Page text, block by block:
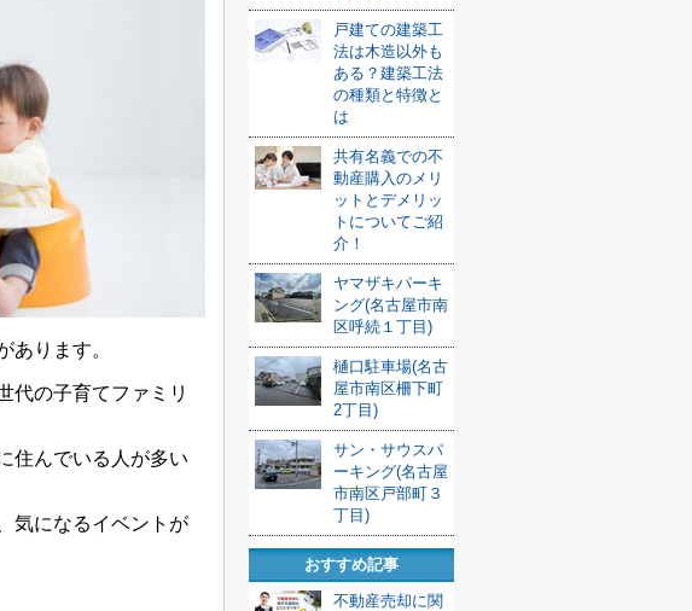
あります。
代の子育てファミリ
住んでいる人が多い
気になるイベントが
戸建ての建築工
法は木造以外も
ある？建築工法
の種類と特徴と
は
共有名義での不
動産購入のメリ
ットとデメリッ
トについてご紹
介！
ヤマザキパーキ
ング(名古屋市南
区呼続１丁目)
樋口駐車場(名古
屋市南区柵下町
2丁目)
サン・サウスパ
ーキング(名古屋
市南区戸部町３
丁目)
おすすめ記事
不動産売却に関